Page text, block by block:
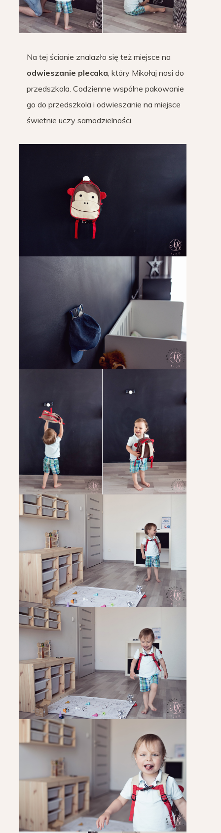
Na tej ścianie znalazło się też miejsce na
odwieszanie plecaka, który Mikołaj nosi do
przedszkola. Codzienne wspólne pakowanie
go do przedszkola i odwieszanie na miejsce
świetnie uczy samodzielności.